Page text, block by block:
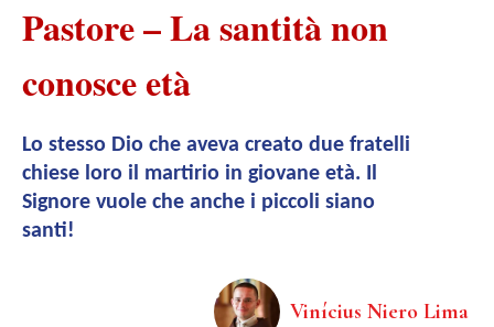
Pastore – La santità non
conosce età
Lo stesso Dio che aveva creato due fratelli
chiese loro il martirio in giovane età. Il
Signore vuole che anche i piccoli siano
santi!
Vinícius Niero Lima